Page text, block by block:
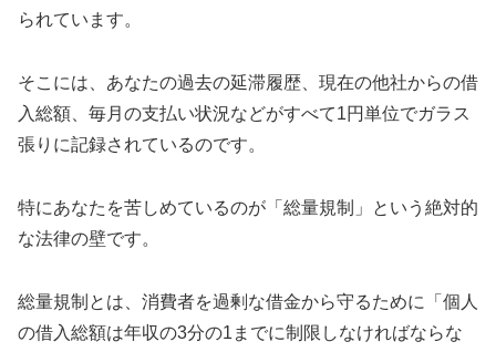
られています。
そこには、あなたの過去の延滞履歴、現在の他社からの借
入総額、毎月の支払い状況などがすべて1円単位でガラス
張りに記録されているのです。
特にあなたを苦しめているのが「総量規制」という絶対的
な法律の壁です。
総量規制とは、消費者を過剰な借金から守るために「個人
の借入総額は年収の3分の1までに制限しなければならな